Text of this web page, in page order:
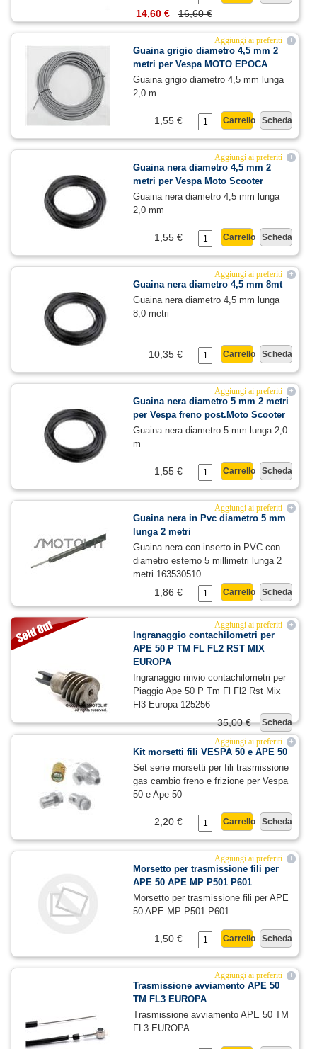
16,60 €
14,60 €
+
Aggiungi ai preferiti
Guaina grigio diametro 4,5 mm 2
metri per Vespa MOTO EPOCA
Guaina grigio diametro 4,5 mm lunga
2,0 m
Scheda
Carrello
1,55 €
+
Aggiungi ai preferiti
Guaina nera diametro 4,5 mm 2
metri per Vespa Moto Scooter
Guaina nera diametro 4,5 mm lunga
2,0 mm
Scheda
Carrello
1,55 €
+
Aggiungi ai preferiti
Guaina nera diametro 4,5 mm 8mt
Guaina nera diametro 4,5 mm lunga
8,0 metri
Scheda
Carrello
10,35 €
+
Aggiungi ai preferiti
Guaina nera diametro 5 mm 2 metri
per Vespa freno post.Moto Scooter
Guaina nera diametro 5 mm lunga 2,0
m
Scheda
Carrello
1,55 €
+
Aggiungi ai preferiti
Guaina nera in Pvc diametro 5 mm
lunga 2 metri
Guaina nera con inserto in PVC con
diametro esterno 5 millimetri lunga 2
metri 163530510
Scheda
Carrello
1,86 €
+
Aggiungi ai preferiti
Ingranaggio contachilometri per
APE 50 P TM FL FL2 RST MIX
EUROPA
Ingranaggio rinvio contachilometri per
Piaggio Ape 50 P Tm Fl Fl2 Rst Mix
Fl3 Europa 125256
Scheda
35,00 €
+
Aggiungi ai preferiti
Kit morsetti fili VESPA 50 e APE 50
Set serie morsetti per fili trasmissione
gas cambio freno e frizione per Vespa
50 e Ape 50
Scheda
Carrello
2,20 €
+
Aggiungi ai preferiti
Morsetto per trasmissione fili per
APE 50 APE MP P501 P601
Morsetto per trasmissione fili per APE
50 APE MP P501 P601
Scheda
Carrello
1,50 €
+
Aggiungi ai preferiti
Trasmissione avviamento APE 50
TM FL3 EUROPA
Trasmissione avviamento APE 50 TM
FL3 EUROPA